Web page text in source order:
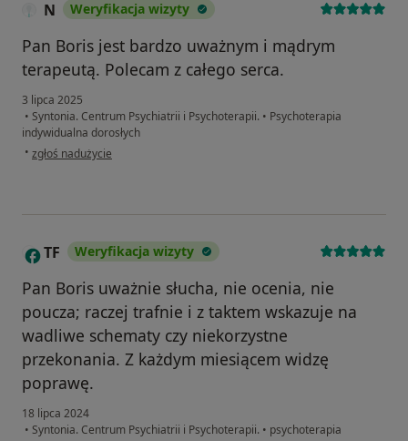
N Weryfikacja wizyty
Pan Boris jest bardzo uważnym i mądrym
terapeutą. Polecam z całego serca.
3 lipca 2025
• Syntonia. Centrum Psychiatrii i Psychoterapii. • Psychoterapia
indywidualna dorosłych
• w opinii użytkownika N
zgłoś nadużycie
T TF Weryfikacja wizyty
Pan Boris uważnie słucha, nie ocenia, nie
poucza; raczej trafnie i z taktem wskazuje na
wadliwe schematy czy niekorzystne
przekonania. Z każdym miesiącem widzę
poprawę.
18 lipca 2024
• Syntonia. Centrum Psychiatrii i Psychoterapii. • psychoterapia